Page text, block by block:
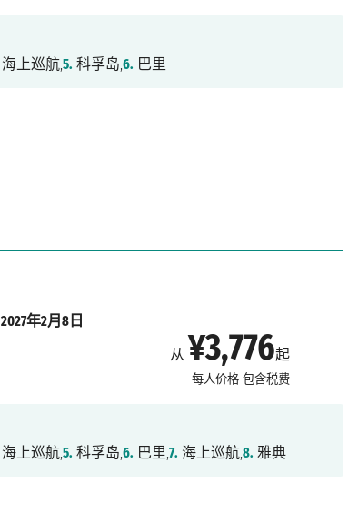
海上巡航,5. 科孚岛,6. 巴里
从 ¥3,776起
每人价格 包含税费
2027年2月8日
海上巡航,5. 科孚岛,6. 巴里,7. 海上巡航,8. 雅典